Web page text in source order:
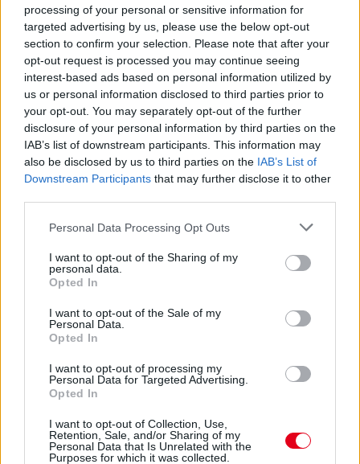
processing of your personal or sensitive information for
targeted advertising by us, please use the below opt-out
section to confirm your selection. Please note that after your
opt-out request is processed you may continue seeing
interest-based ads based on personal information utilized by
us or personal information disclosed to third parties prior to
your opt-out. You may separately opt-out of the further
disclosure of your personal information by third parties on the
IAB’s list of downstream participants. This information may
also be disclosed by us to third parties on the IAB’s List of
Downstream Participants that may further disclose it to other
Please note that this website/app uses one or more Google
not limited to your visit or usage behaviour. You may click to
grant or deny consent to Google and its third-party tags to
use your data for below specified purposes in below Google
consent section.
Personal Data Processing Opt Outs
I want to opt-out of the Sharing of my
personal data.
Opted In
I want to opt-out of the Sale of my
Personal Data.
Opted In
I want to opt-out of processing my
Personal Data for Targeted Advertising.
Opted In
I want to opt-out of Collection, Use,
Retention, Sale, and/or Sharing of my
Personal Data that Is Unrelated with the
Purposes for which it was collected.
Ez volt az F1-es Belga Nagydíj időmérő edzése
Ez volt az F1-es Belga Nagydíj harmadik
szabadedzése
Hallgasd meg a Formula Podcast
legfrissebb adását!